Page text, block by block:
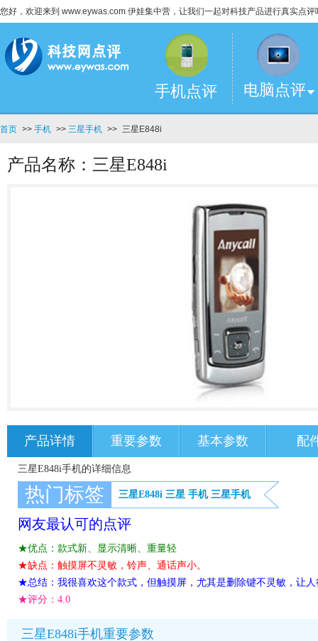
您好，欢迎来到 www.eywas.com 伊娃集中营，让我们一起对科技产品进行真实点评
手机点评 电脑点评
首页 >> 手机 >> 三星手机 >> 三星E848i
产品名称：三星E848i
产品详情 重要参数 基本参数 配
三星E848i手机的详细信息
热门标签 三星E848i 三星 手机 三星手机
网友最认可的点评
★优点：款式新、显示清晰、重量轻
★缺点：触摸屏不灵敏，铃声、通话声小。
★总结：我很喜欢这个款式，但触摸屏，尤其是删除键不灵敏，让人
★评分： 4.0
三星E848i手机重要参数